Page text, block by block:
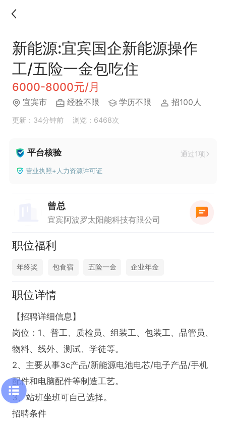
新能源:宜宾国企新能源操作
工/五险一金包吃住
6000-8000元/月
宜宾市 经验不限 学历不限 招100人
更新：34分钟前 浏览：6468次
平台核验 通过1项
营业执照+人力资源许可证
曾总
宜宾阿波罗太阳能科技有限公司
职位福利
年终奖 包食宿 五险一金 企业年金
职位详情
【招聘详细信息】
岗位：1、普工、质检员、组装工、包装工、品管员、
物料、线外、测试、学徒等。
2、主要从事3c产品/新能源电池电芯/电子产品/手机
配件和电脑配件等制造工艺。
3、站班坐班可自己选择。
招聘条件